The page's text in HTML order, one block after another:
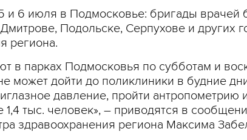
6 июля в Подмосковье: бригады врачей
Подольске, Серпухове и других
региона.
в парках Подмосковья по субботам и
может дойти до поликлиники в будние
давление, пройти антропометрию
тыс. человек», – приводятся в
здравоохранения региона Максима